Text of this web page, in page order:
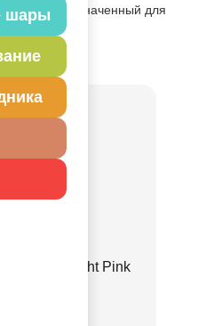
шарыПредназначенный для
Retro Twilight Pink